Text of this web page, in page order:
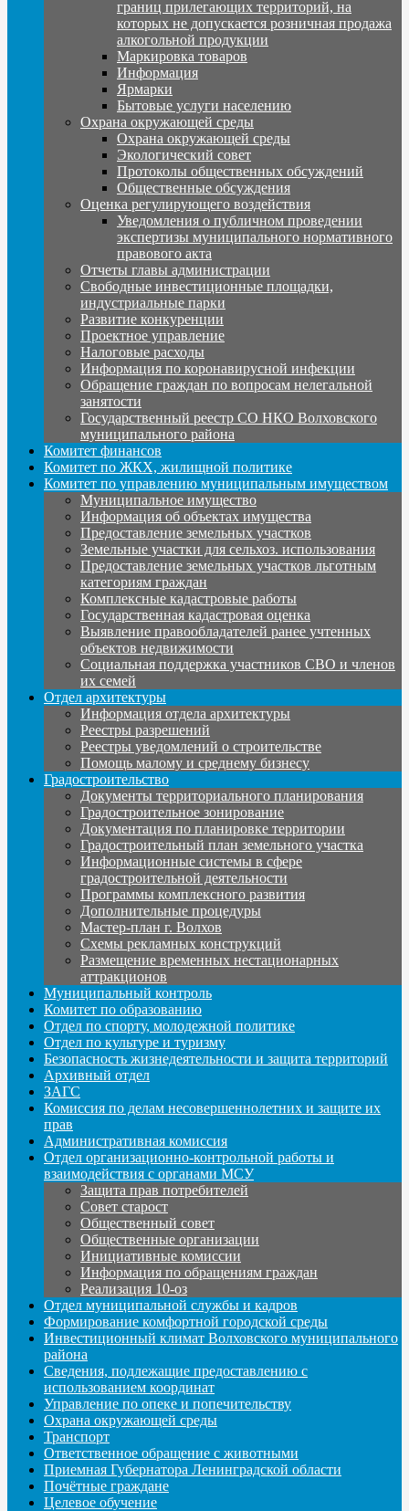
границ прилегающих территорий, на
которых не допускается розничная продажа
алкогольной продукции
Маркировка товаров
Информация
Ярмарки
Бытовые услуги населению
Охрана окружающей среды
Охрана окружающей среды
Экологический совет
Протоколы общественных обсуждений
Общественные обсуждения
Оценка регулирующего воздействия
Уведомления о публичном проведении
экспертизы муниципального нормативного
правового акта
Отчеты главы администрации
Свободные инвестиционные площадки,
индустриальные парки
Развитие конкуренции
Проектное управление
Налоговые расходы
Информация по коронавирусной инфекции
Обращение граждан по вопросам нелегальной
занятости
Государственный реестр СО НКО Волховского
муниципального района
Комитет финансов
Комитет по ЖКХ, жилищной политике
Комитет по управлению муниципальным имуществом
Муниципальное имущество
Информация об объектах имущества
Предоставление земельных участков
Земельные участки для сельхоз. использования
Предоставление земельных участков льготным
категориям граждан
Комплексные кадастровые работы
Государственная кадастровая оценка
Выявление правообладателей ранее учтенных
объектов недвижимости
Социальная поддержка участников СВО и членов
их семей
Отдел архитектуры
Информация отдела архитектуры
Реестры разрешений
Реестры уведомлений о строительстве
Помощь малому и среднему бизнесу
Градостроительство
Документы территориального планирования
Градостроительное зонирование
Документация по планировке территории
Градостроительный план земельного участка
Информационные системы в сфере
градостроительной деятельности
Программы комплексного развития
Дополнительные процедуры
Мастер-план г. Волхов
Схемы рекламных конструкций
Размещение временных нестационарных
аттракционов
Муниципальный контроль
Комитет по образованию
Отдел по спорту, молодежной политике
Отдел по культуре и туризму
Безопасность жизнедеятельности и защита территорий
Архивный отдел
ЗАГС
Комиссия по делам несовершеннолетних и защите их
прав
Административная комиссия
Отдел организационно-контрольной работы и
взаимодействия с органами МСУ
Защита прав потребителей
Совет старост
Общественный совет
Общественные организации
Инициативные комиссии
Информация по обращениям граждан
Реализация 10-оз
Отдел муниципальной службы и кадров
Формирование комфортной городской среды
Инвестиционный климат Волховского муниципального
района
Сведения, подлежащие предоставлению с
использованием координат
Управление по опеке и попечительству
Охрана окружающей среды
Транспорт
Ответственное обращение с животными
Приемная Губернатора Ленинградской области
Почётные граждане
Целевое обучение